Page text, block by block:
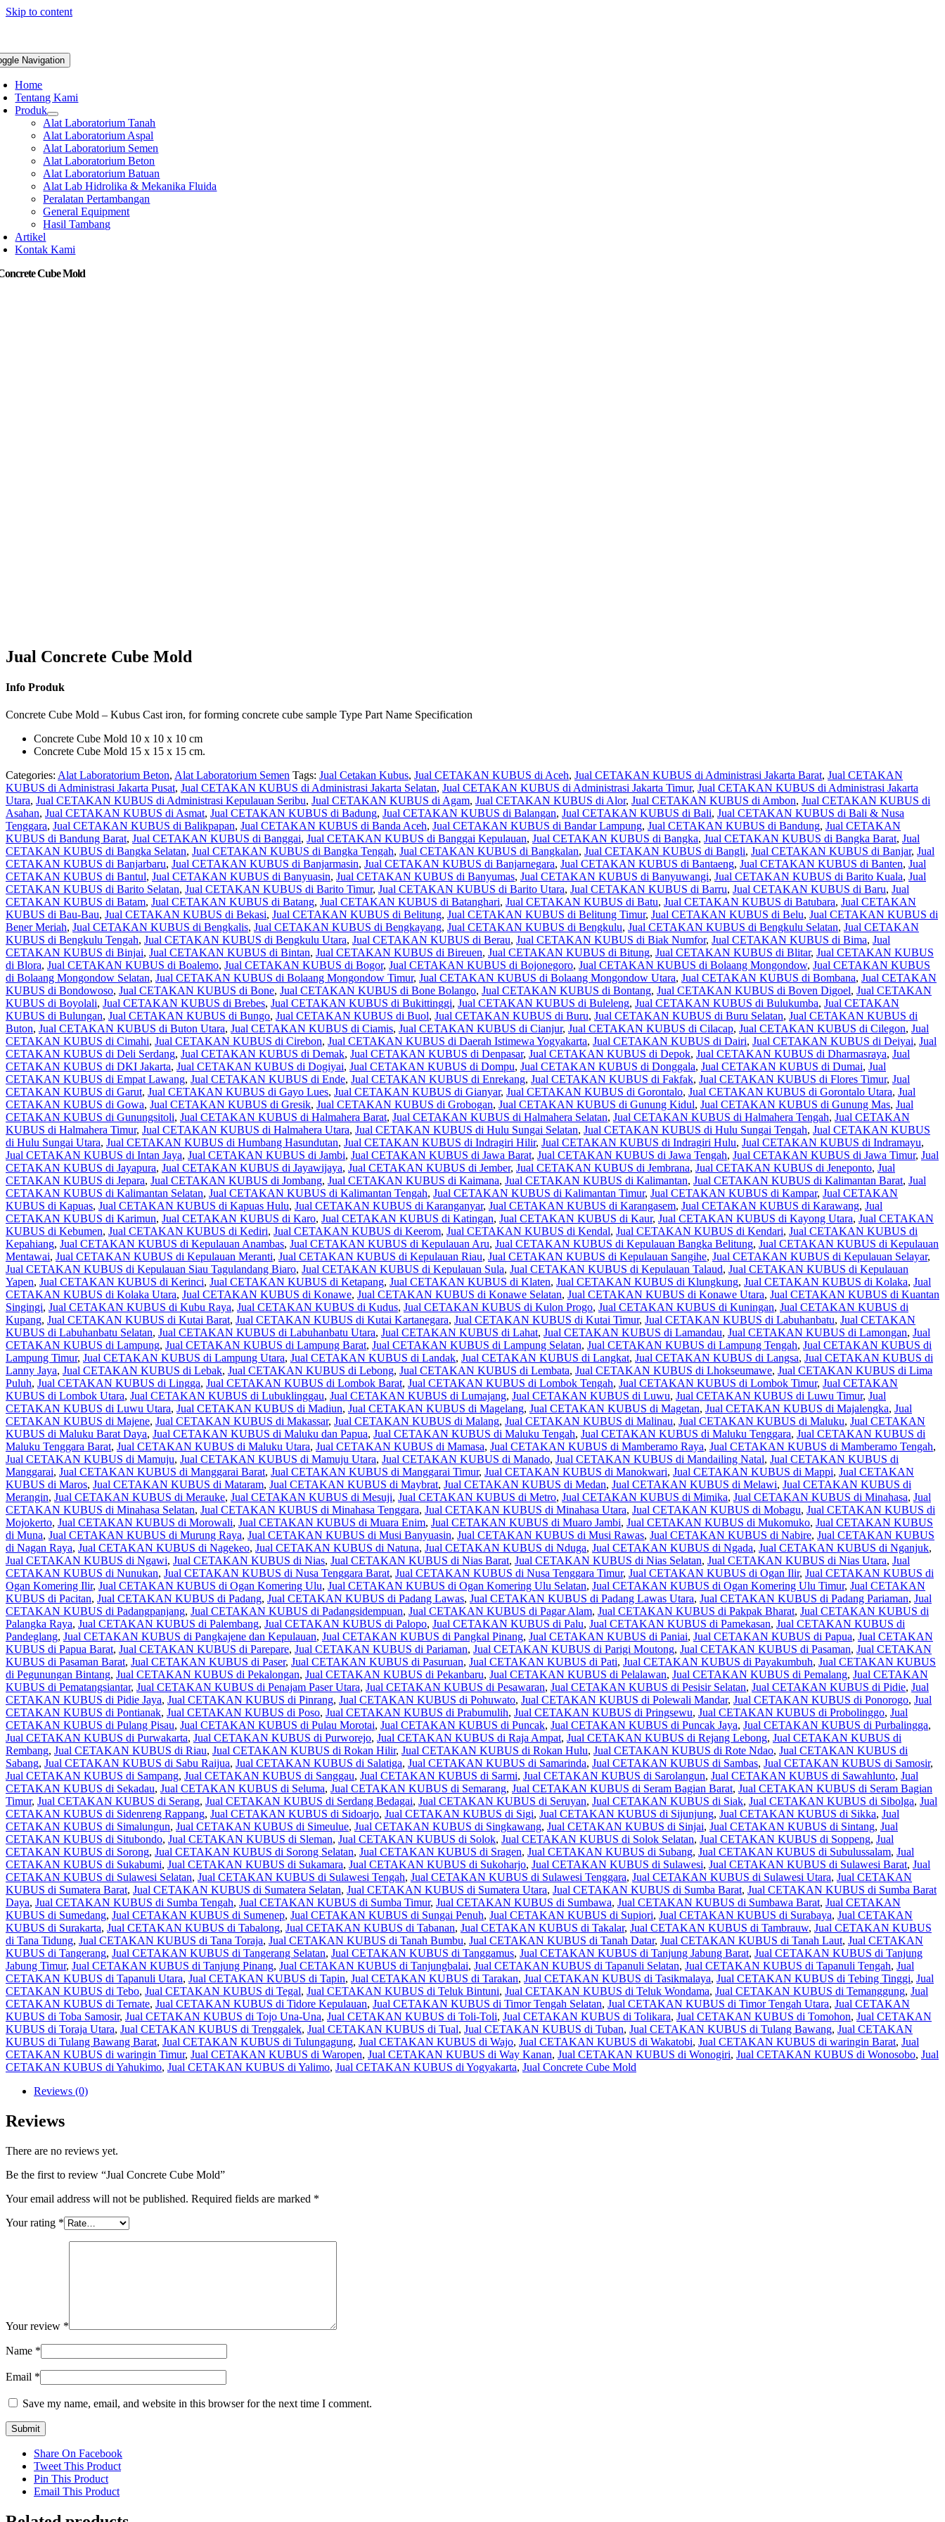
Skip to content
Navigation
Home
Tentang Kami
Produk
Alat Laboratorium Tanah
Alat Laboratorium Aspal
Alat Laboratorium Semen
Alat Laboratorium Beton
Alat Laboratorium Batuan
Alat Lab Hidrolika & Mekanika Fluida
Peralatan Pertambangan
General Equipment
Hasil Tambang
Artikel
Kontak Kami
Cube Mold
Jual Concrete Cube Mold
Info Produk
Concrete Cube Mold – Kubus Cast iron, for forming concrete cube sample Type Part Name Specification
Concrete Cube Mold 10 x 10 x 10 cm
Concrete Cube Mold 15 x 15 x 15 cm.
Categories: Alat Laboratorium Beton, Alat Laboratorium Semen Tags: Jual Cetakan Kubus, Jual CETAKAN KUBUS di Aceh, Jual CETAKAN KUBUS di Administrasi Jakarta Barat, Jual CETAKAN
KUBUS di Administrasi Jakarta Pusat, Jual CETAKAN KUBUS di Administrasi Jakarta Selatan, Jual CETAKAN KUBUS di Administrasi Jakarta Timur, Jual CETAKAN KUBUS di Administrasi Jakarta
Utara, Jual CETAKAN KUBUS di Administrasi Kepulauan Seribu, Jual CETAKAN KUBUS di Agam, Jual CETAKAN KUBUS di Alor, Jual CETAKAN KUBUS di Ambon, Jual CETAKAN KUBUS di
Asahan, Jual CETAKAN KUBUS di Asmat, Jual CETAKAN KUBUS di Badung, Jual CETAKAN KUBUS di Balangan, Jual CETAKAN KUBUS di Bali, Jual CETAKAN KUBUS di Bali & Nusa
Tenggara, Jual CETAKAN KUBUS di Balikpapan, Jual CETAKAN KUBUS di Banda Aceh, Jual CETAKAN KUBUS di Bandar Lampung, Jual CETAKAN KUBUS di Bandung, Jual CETAKAN
KUBUS di Bandung Barat, Jual CETAKAN KUBUS di Banggai, Jual CETAKAN KUBUS di Banggai Kepulauan, Jual CETAKAN KUBUS di Bangka, Jual CETAKAN KUBUS di Bangka Barat, Jual
CETAKAN KUBUS di Bangka Selatan, Jual CETAKAN KUBUS di Bangka Tengah, Jual CETAKAN KUBUS di Bangkalan, Jual CETAKAN KUBUS di Bangli, Jual CETAKAN KUBUS di Banjar, Jual
CETAKAN KUBUS di Banjarbaru, Jual CETAKAN KUBUS di Banjarmasin, Jual CETAKAN KUBUS di Banjarnegara, Jual CETAKAN KUBUS di Bantaeng, Jual CETAKAN KUBUS di Banten, Jual
CETAKAN KUBUS di Bantul, Jual CETAKAN KUBUS di Banyuasin, Jual CETAKAN KUBUS di Banyumas, Jual CETAKAN KUBUS di Banyuwangi, Jual CETAKAN KUBUS di Barito Kuala, Jual
CETAKAN KUBUS di Barito Selatan, Jual CETAKAN KUBUS di Barito Timur, Jual CETAKAN KUBUS di Barito Utara, Jual CETAKAN KUBUS di Barru, Jual CETAKAN KUBUS di Baru, Jual
CETAKAN KUBUS di Batam, Jual CETAKAN KUBUS di Batang, Jual CETAKAN KUBUS di Batanghari, Jual CETAKAN KUBUS di Batu, Jual CETAKAN KUBUS di Batubara, Jual CETAKAN
KUBUS di Bau-Bau, Jual CETAKAN KUBUS di Bekasi, Jual CETAKAN KUBUS di Belitung, Jual CETAKAN KUBUS di Belitung Timur, Jual CETAKAN KUBUS di Belu, Jual CETAKAN KUBUS di
Bener Meriah, Jual CETAKAN KUBUS di Bengkalis, Jual CETAKAN KUBUS di Bengkayang, Jual CETAKAN KUBUS di Bengkulu, Jual CETAKAN KUBUS di Bengkulu Selatan, Jual CETAKAN
KUBUS di Bengkulu Tengah, Jual CETAKAN KUBUS di Bengkulu Utara, Jual CETAKAN KUBUS di Berau, Jual CETAKAN KUBUS di Biak Numfor, Jual CETAKAN KUBUS di Bima, Jual
CETAKAN KUBUS di Binjai, Jual CETAKAN KUBUS di Bintan, Jual CETAKAN KUBUS di Bireuen, Jual CETAKAN KUBUS di Bitung, Jual CETAKAN KUBUS di Blitar, Jual CETAKAN KUBUS
di Blora, Jual CETAKAN KUBUS di Boalemo, Jual CETAKAN KUBUS di Bogor, Jual CETAKAN KUBUS di Bojonegoro, Jual CETAKAN KUBUS di Bolaang Mongondow, Jual CETAKAN KUBUS
di Bolaang Mongondow Selatan, Jual CETAKAN KUBUS di Bolaang Mongondow Timur, Jual CETAKAN KUBUS di Bolaang Mongondow Utara, Jual CETAKAN KUBUS di Bombana, Jual CETAKAN
KUBUS di Bondowoso, Jual CETAKAN KUBUS di Bone, Jual CETAKAN KUBUS di Bone Bolango, Jual CETAKAN KUBUS di Bontang, Jual CETAKAN KUBUS di Boven Digoel, Jual CETAKAN
KUBUS di Boyolali, Jual CETAKAN KUBUS di Brebes, Jual CETAKAN KUBUS di Bukittinggi, Jual CETAKAN KUBUS di Buleleng, Jual CETAKAN KUBUS di Bulukumba, Jual CETAKAN
KUBUS di Bulungan, Jual CETAKAN KUBUS di Bungo, Jual CETAKAN KUBUS di Buol, Jual CETAKAN KUBUS di Buru, Jual CETAKAN KUBUS di Buru Selatan, Jual CETAKAN KUBUS di
Buton, Jual CETAKAN KUBUS di Buton Utara, Jual CETAKAN KUBUS di Ciamis, Jual CETAKAN KUBUS di Cianjur, Jual CETAKAN KUBUS di Cilacap, Jual CETAKAN KUBUS di Cilegon, Jual
CETAKAN KUBUS di Cimahi, Jual CETAKAN KUBUS di Cirebon, Jual CETAKAN KUBUS di Daerah Istimewa Yogyakarta, Jual CETAKAN KUBUS di Dairi, Jual CETAKAN KUBUS di Deiyai, Jual
CETAKAN KUBUS di Deli Serdang, Jual CETAKAN KUBUS di Demak, Jual CETAKAN KUBUS di Denpasar, Jual CETAKAN KUBUS di Depok, Jual CETAKAN KUBUS di Dharmasraya, Jual
CETAKAN KUBUS di DKI Jakarta, Jual CETAKAN KUBUS di Dogiyai, Jual CETAKAN KUBUS di Dompu, Jual CETAKAN KUBUS di Donggala, Jual CETAKAN KUBUS di Dumai, Jual
CETAKAN KUBUS di Empat Lawang, Jual CETAKAN KUBUS di Ende, Jual CETAKAN KUBUS di Enrekang, Jual CETAKAN KUBUS di Fakfak, Jual CETAKAN KUBUS di Flores Timur, Jual
CETAKAN KUBUS di Garut, Jual CETAKAN KUBUS di Gayo Lues, Jual CETAKAN KUBUS di Gianyar, Jual CETAKAN KUBUS di Gorontalo, Jual CETAKAN KUBUS di Gorontalo Utara, Jual
CETAKAN KUBUS di Gowa, Jual CETAKAN KUBUS di Gresik, Jual CETAKAN KUBUS di Grobogan, Jual CETAKAN KUBUS di Gunung Kidul, Jual CETAKAN KUBUS di Gunung Mas, Jual
CETAKAN KUBUS di Gunungsitoli, Jual CETAKAN KUBUS di Halmahera Barat, Jual CETAKAN KUBUS di Halmahera Selatan, Jual CETAKAN KUBUS di Halmahera Tengah, Jual CETAKAN
KUBUS di Halmahera Timur, Jual CETAKAN KUBUS di Halmahera Utara, Jual CETAKAN KUBUS di Hulu Sungai Selatan, Jual CETAKAN KUBUS di Hulu Sungai Tengah, Jual CETAKAN KUBUS
di Hulu Sungai Utara, Jual CETAKAN KUBUS di Humbang Hasundutan, Jual CETAKAN KUBUS di Indragiri Hilir, Jual CETAKAN KUBUS di Indragiri Hulu, Jual CETAKAN KUBUS di Indramayu,
Jual CETAKAN KUBUS di Intan Jaya, Jual CETAKAN KUBUS di Jambi, Jual CETAKAN KUBUS di Jawa Barat, Jual CETAKAN KUBUS di Jawa Tengah, Jual CETAKAN KUBUS di Jawa Timur, Jual
CETAKAN KUBUS di Jayapura, Jual CETAKAN KUBUS di Jayawijaya, Jual CETAKAN KUBUS di Jember, Jual CETAKAN KUBUS di Jembrana, Jual CETAKAN KUBUS di Jeneponto, Jual
CETAKAN KUBUS di Jepara, Jual CETAKAN KUBUS di Jombang, Jual CETAKAN KUBUS di Kaimana, Jual CETAKAN KUBUS di Kalimantan, Jual CETAKAN KUBUS di Kalimantan Barat, Jual
CETAKAN KUBUS di Kalimantan Selatan, Jual CETAKAN KUBUS di Kalimantan Tengah, Jual CETAKAN KUBUS di Kalimantan Timur, Jual CETAKAN KUBUS di Kampar, Jual CETAKAN
KUBUS di Kapuas, Jual CETAKAN KUBUS di Kapuas Hulu, Jual CETAKAN KUBUS di Karanganyar, Jual CETAKAN KUBUS di Karangasem, Jual CETAKAN KUBUS di Karawang, Jual
CETAKAN KUBUS di Karimun, Jual CETAKAN KUBUS di Karo, Jual CETAKAN KUBUS di Katingan, Jual CETAKAN KUBUS di Kaur, Jual CETAKAN KUBUS di Kayong Utara, Jual CETAKAN
KUBUS di Kebumen, Jual CETAKAN KUBUS di Kediri, Jual CETAKAN KUBUS di Keerom, Jual CETAKAN KUBUS di Kendal, Jual CETAKAN KUBUS di Kendari, Jual CETAKAN KUBUS di
Kepahiang, Jual CETAKAN KUBUS di Kepulauan Anambas, Jual CETAKAN KUBUS di Kepulauan Aru, Jual CETAKAN KUBUS di Kepulauan Bangka Belitung, Jual CETAKAN KUBUS di Kepulauan
Mentawai, Jual CETAKAN KUBUS di Kepulauan Meranti, Jual CETAKAN KUBUS di Kepulauan Riau, Jual CETAKAN KUBUS di Kepulauan Sangihe, Jual CETAKAN KUBUS di Kepulauan Selayar,
Jual CETAKAN KUBUS di Kepulauan Siau Tagulandang Biaro, Jual CETAKAN KUBUS di Kepulauan Sula, Jual CETAKAN KUBUS di Kepulauan Talaud, Jual CETAKAN KUBUS di Kepulauan
Yapen, Jual CETAKAN KUBUS di Kerinci, Jual CETAKAN KUBUS di Ketapang, Jual CETAKAN KUBUS di Klaten, Jual CETAKAN KUBUS di Klungkung, Jual CETAKAN KUBUS di Kolaka, Jual
CETAKAN KUBUS di Kolaka Utara, Jual CETAKAN KUBUS di Konawe, Jual CETAKAN KUBUS di Konawe Selatan, Jual CETAKAN KUBUS di Konawe Utara, Jual CETAKAN KUBUS di Kuantan
Singingi, Jual CETAKAN KUBUS di Kubu Raya, Jual CETAKAN KUBUS di Kudus, Jual CETAKAN KUBUS di Kulon Progo, Jual CETAKAN KUBUS di Kuningan, Jual CETAKAN KUBUS di
Kupang, Jual CETAKAN KUBUS di Kutai Barat, Jual CETAKAN KUBUS di Kutai Kartanegara, Jual CETAKAN KUBUS di Kutai Timur, Jual CETAKAN KUBUS di Labuhanbatu, Jual CETAKAN
KUBUS di Labuhanbatu Selatan, Jual CETAKAN KUBUS di Labuhanbatu Utara, Jual CETAKAN KUBUS di Lahat, Jual CETAKAN KUBUS di Lamandau, Jual CETAKAN KUBUS di Lamongan, Jual
CETAKAN KUBUS di Lampung, Jual CETAKAN KUBUS di Lampung Barat, Jual CETAKAN KUBUS di Lampung Selatan, Jual CETAKAN KUBUS di Lampung Tengah, Jual CETAKAN KUBUS di
Lampung Timur, Jual CETAKAN KUBUS di Lampung Utara, Jual CETAKAN KUBUS di Landak, Jual CETAKAN KUBUS di Langkat, Jual CETAKAN KUBUS di Langsa, Jual CETAKAN KUBUS di
Lanny Jaya, Jual CETAKAN KUBUS di Lebak, Jual CETAKAN KUBUS di Lebong, Jual CETAKAN KUBUS di Lembata, Jual CETAKAN KUBUS di Lhokseumawe, Jual CETAKAN KUBUS di Lima
Puluh, Jual CETAKAN KUBUS di Lingga, Jual CETAKAN KUBUS di Lombok Barat, Jual CETAKAN KUBUS di Lombok Tengah, Jual CETAKAN KUBUS di Lombok Timur, Jual CETAKAN
KUBUS di Lombok Utara, Jual CETAKAN KUBUS di Lubuklinggau, Jual CETAKAN KUBUS di Lumajang, Jual CETAKAN KUBUS di Luwu, Jual CETAKAN KUBUS di Luwu Timur, Jual
CETAKAN KUBUS di Luwu Utara, Jual CETAKAN KUBUS di Madiun, Jual CETAKAN KUBUS di Magelang, Jual CETAKAN KUBUS di Magetan, Jual CETAKAN KUBUS di Majalengka, Jual
CETAKAN KUBUS di Majene, Jual CETAKAN KUBUS di Makassar, Jual CETAKAN KUBUS di Malang, Jual CETAKAN KUBUS di Malinau, Jual CETAKAN KUBUS di Maluku, Jual CETAKAN
KUBUS di Maluku Barat Daya, Jual CETAKAN KUBUS di Maluku dan Papua, Jual CETAKAN KUBUS di Maluku Tengah, Jual CETAKAN KUBUS di Maluku Tenggara, Jual CETAKAN KUBUS di
Maluku Tenggara Barat, Jual CETAKAN KUBUS di Maluku Utara, Jual CETAKAN KUBUS di Mamasa, Jual CETAKAN KUBUS di Mamberamo Raya, Jual CETAKAN KUBUS di Mamberamo Tengah,
Jual CETAKAN KUBUS di Mamuju, Jual CETAKAN KUBUS di Mamuju Utara, Jual CETAKAN KUBUS di Manado, Jual CETAKAN KUBUS di Mandailing Natal, Jual CETAKAN KUBUS di
Manggarai, Jual CETAKAN KUBUS di Manggarai Barat, Jual CETAKAN KUBUS di Manggarai Timur, Jual CETAKAN KUBUS di Manokwari, Jual CETAKAN KUBUS di Mappi, Jual CETAKAN
KUBUS di Maros, Jual CETAKAN KUBUS di Mataram, Jual CETAKAN KUBUS di Maybrat, Jual CETAKAN KUBUS di Medan, Jual CETAKAN KUBUS di Melawi, Jual CETAKAN KUBUS di
Merangin, Jual CETAKAN KUBUS di Merauke, Jual CETAKAN KUBUS di Mesuji, Jual CETAKAN KUBUS di Metro, Jual CETAKAN KUBUS di Mimika, Jual CETAKAN KUBUS di Minahasa, Jual
CETAKAN KUBUS di Minahasa Selatan, Jual CETAKAN KUBUS di Minahasa Tenggara, Jual CETAKAN KUBUS di Minahasa Utara, Jual CETAKAN KUBUS di Mobagu, Jual CETAKAN KUBUS di
Mojokerto, Jual CETAKAN KUBUS di Morowali, Jual CETAKAN KUBUS di Muara Enim, Jual CETAKAN KUBUS di Muaro Jambi, Jual CETAKAN KUBUS di Mukomuko, Jual CETAKAN KUBUS
di Muna, Jual CETAKAN KUBUS di Murung Raya, Jual CETAKAN KUBUS di Musi Banyuasin, Jual CETAKAN KUBUS di Musi Rawas, Jual CETAKAN KUBUS di Nabire, Jual CETAKAN KUBUS
di Nagan Raya, Jual CETAKAN KUBUS di Nagekeo, Jual CETAKAN KUBUS di Natuna, Jual CETAKAN KUBUS di Nduga, Jual CETAKAN KUBUS di Ngada, Jual CETAKAN KUBUS di Nganjuk,
Jual CETAKAN KUBUS di Ngawi, Jual CETAKAN KUBUS di Nias, Jual CETAKAN KUBUS di Nias Barat, Jual CETAKAN KUBUS di Nias Selatan, Jual CETAKAN KUBUS di Nias Utara, Jual
CETAKAN KUBUS di Nunukan, Jual CETAKAN KUBUS di Nusa Tenggara Barat, Jual CETAKAN KUBUS di Nusa Tenggara Timur, Jual CETAKAN KUBUS di Ogan Ilir, Jual CETAKAN KUBUS di
Ogan Komering Ilir, Jual CETAKAN KUBUS di Ogan Komering Ulu, Jual CETAKAN KUBUS di Ogan Komering Ulu Selatan, Jual CETAKAN KUBUS di Ogan Komering Ulu Timur, Jual CETAKAN
KUBUS di Pacitan, Jual CETAKAN KUBUS di Padang, Jual CETAKAN KUBUS di Padang Lawas, Jual CETAKAN KUBUS di Padang Lawas Utara, Jual CETAKAN KUBUS di Padang Pariaman, Jual
CETAKAN KUBUS di Padangpanjang, Jual CETAKAN KUBUS di Padangsidempuan, Jual CETAKAN KUBUS di Pagar Alam, Jual CETAKAN KUBUS di Pakpak Bharat, Jual CETAKAN KUBUS di
Palangka Raya, Jual CETAKAN KUBUS di Palembang, Jual CETAKAN KUBUS di Palopo, Jual CETAKAN KUBUS di Palu, Jual CETAKAN KUBUS di Pamekasan, Jual CETAKAN KUBUS di
Pandeglang, Jual CETAKAN KUBUS di Pangkajene dan Kepulauan, Jual CETAKAN KUBUS di Pangkal Pinang, Jual CETAKAN KUBUS di Paniai, Jual CETAKAN KUBUS di Papua, Jual CETAKAN
KUBUS di Papua Barat, Jual CETAKAN KUBUS di Parepare, Jual CETAKAN KUBUS di Pariaman, Jual CETAKAN KUBUS di Parigi Moutong, Jual CETAKAN KUBUS di Pasaman, Jual CETAKAN
KUBUS di Pasaman Barat, Jual CETAKAN KUBUS di Paser, Jual CETAKAN KUBUS di Pasuruan, Jual CETAKAN KUBUS di Pati, Jual CETAKAN KUBUS di Payakumbuh, Jual CETAKAN KUBUS
di Pegunungan Bintang, Jual CETAKAN KUBUS di Pekalongan, Jual CETAKAN KUBUS di Pekanbaru, Jual CETAKAN KUBUS di Pelalawan, Jual CETAKAN KUBUS di Pemalang, Jual CETAKAN
KUBUS di Pematangsiantar, Jual CETAKAN KUBUS di Penajam Paser Utara, Jual CETAKAN KUBUS di Pesawaran, Jual CETAKAN KUBUS di Pesisir Selatan, Jual CETAKAN KUBUS di Pidie, Jual
CETAKAN KUBUS di Pidie Jaya, Jual CETAKAN KUBUS di Pinrang, Jual CETAKAN KUBUS di Pohuwato, Jual CETAKAN KUBUS di Polewali Mandar, Jual CETAKAN KUBUS di Ponorogo, Jual
CETAKAN KUBUS di Pontianak, Jual CETAKAN KUBUS di Poso, Jual CETAKAN KUBUS di Prabumulih, Jual CETAKAN KUBUS di Pringsewu, Jual CETAKAN KUBUS di Probolinggo, Jual
CETAKAN KUBUS di Pulang Pisau, Jual CETAKAN KUBUS di Pulau Morotai, Jual CETAKAN KUBUS di Puncak, Jual CETAKAN KUBUS di Puncak Jaya, Jual CETAKAN KUBUS di Purbalingga,
Jual CETAKAN KUBUS di Purwakarta, Jual CETAKAN KUBUS di Purworejo, Jual CETAKAN KUBUS di Raja Ampat, Jual CETAKAN KUBUS di Rejang Lebong, Jual CETAKAN KUBUS di
Rembang, Jual CETAKAN KUBUS di Riau, Jual CETAKAN KUBUS di Rokan Hilir, Jual CETAKAN KUBUS di Rokan Hulu, Jual CETAKAN KUBUS di Rote Ndao, Jual CETAKAN KUBUS di
Sabang, Jual CETAKAN KUBUS di Sabu Raijua, Jual CETAKAN KUBUS di Salatiga, Jual CETAKAN KUBUS di Samarinda, Jual CETAKAN KUBUS di Sambas, Jual CETAKAN KUBUS di Samosir,
Jual CETAKAN KUBUS di Sampang, Jual CETAKAN KUBUS di Sanggau, Jual CETAKAN KUBUS di Sarmi, Jual CETAKAN KUBUS di Sarolangun, Jual CETAKAN KUBUS di Sawahlunto, Jual
CETAKAN KUBUS di Sekadau, Jual CETAKAN KUBUS di Seluma, Jual CETAKAN KUBUS di Semarang, Jual CETAKAN KUBUS di Seram Bagian Barat, Jual CETAKAN KUBUS di Seram Bagian
Timur, Jual CETAKAN KUBUS di Serang, Jual CETAKAN KUBUS di Serdang Bedagai, Jual CETAKAN KUBUS di Seruyan, Jual CETAKAN KUBUS di Siak, Jual CETAKAN KUBUS di Sibolga, Jual
CETAKAN KUBUS di Sidenreng Rappang, Jual CETAKAN KUBUS di Sidoarjo, Jual CETAKAN KUBUS di Sigi, Jual CETAKAN KUBUS di Sijunjung, Jual CETAKAN KUBUS di Sikka, Jual
CETAKAN KUBUS di Simalungun, Jual CETAKAN KUBUS di Simeulue, Jual CETAKAN KUBUS di Singkawang, Jual CETAKAN KUBUS di Sinjai, Jual CETAKAN KUBUS di Sintang, Jual
CETAKAN KUBUS di Situbondo, Jual CETAKAN KUBUS di Sleman, Jual CETAKAN KUBUS di Solok, Jual CETAKAN KUBUS di Solok Selatan, Jual CETAKAN KUBUS di Soppeng, Jual
CETAKAN KUBUS di Sorong, Jual CETAKAN KUBUS di Sorong Selatan, Jual CETAKAN KUBUS di Sragen, Jual CETAKAN KUBUS di Subang, Jual CETAKAN KUBUS di Subulussalam, Jual
CETAKAN KUBUS di Sukabumi, Jual CETAKAN KUBUS di Sukamara, Jual CETAKAN KUBUS di Sukoharjo, Jual CETAKAN KUBUS di Sulawesi, Jual CETAKAN KUBUS di Sulawesi Barat, Jual
CETAKAN KUBUS di Sulawesi Selatan, Jual CETAKAN KUBUS di Sulawesi Tengah, Jual CETAKAN KUBUS di Sulawesi Tenggara, Jual CETAKAN KUBUS di Sulawesi Utara, Jual CETAKAN
KUBUS di Sumatera Barat, Jual CETAKAN KUBUS di Sumatera Selatan, Jual CETAKAN KUBUS di Sumatera Utara, Jual CETAKAN KUBUS di Sumba Barat, Jual CETAKAN KUBUS di Sumba Barat
Daya, Jual CETAKAN KUBUS di Sumba Tengah, Jual CETAKAN KUBUS di Sumba Timur, Jual CETAKAN KUBUS di Sumbawa, Jual CETAKAN KUBUS di Sumbawa Barat, Jual CETAKAN
KUBUS di Sumedang, Jual CETAKAN KUBUS di Sumenep, Jual CETAKAN KUBUS di Sungai Penuh, Jual CETAKAN KUBUS di Supiori, Jual CETAKAN KUBUS di Surabaya, Jual CETAKAN
KUBUS di Surakarta, Jual CETAKAN KUBUS di Tabalong, Jual CETAKAN KUBUS di Tabanan, Jual CETAKAN KUBUS di Takalar, Jual CETAKAN KUBUS di Tambrauw, Jual CETAKAN KUBUS
di Tana Tidung, Jual CETAKAN KUBUS di Tana Toraja, Jual CETAKAN KUBUS di Tanah Bumbu, Jual CETAKAN KUBUS di Tanah Datar, Jual CETAKAN KUBUS di Tanah Laut, Jual CETAKAN
KUBUS di Tangerang, Jual CETAKAN KUBUS di Tangerang Selatan, Jual CETAKAN KUBUS di Tanggamus, Jual CETAKAN KUBUS di Tanjung Jabung Barat, Jual CETAKAN KUBUS di Tanjung
Jabung Timur, Jual CETAKAN KUBUS di Tanjung Pinang, Jual CETAKAN KUBUS di Tanjungbalai, Jual CETAKAN KUBUS di Tapanuli Selatan, Jual CETAKAN KUBUS di Tapanuli Tengah, Jual
CETAKAN KUBUS di Tapanuli Utara, Jual CETAKAN KUBUS di Tapin, Jual CETAKAN KUBUS di Tarakan, Jual CETAKAN KUBUS di Tasikmalaya, Jual CETAKAN KUBUS di Tebing Tinggi, Jual
CETAKAN KUBUS di Tebo, Jual CETAKAN KUBUS di Tegal, Jual CETAKAN KUBUS di Teluk Bintuni, Jual CETAKAN KUBUS di Teluk Wondama, Jual CETAKAN KUBUS di Temanggung, Jual
CETAKAN KUBUS di Ternate, Jual CETAKAN KUBUS di Tidore Kepulauan, Jual CETAKAN KUBUS di Timor Tengah Selatan, Jual CETAKAN KUBUS di Timor Tengah Utara, Jual CETAKAN
KUBUS di Toba Samosir, Jual CETAKAN KUBUS di Tojo Una-Una, Jual CETAKAN KUBUS di Toli-Toli, Jual CETAKAN KUBUS di Tolikara, Jual CETAKAN KUBUS di Tomohon, Jual CETAKAN
KUBUS di Toraja Utara, Jual CETAKAN KUBUS di Trenggalek, Jual CETAKAN KUBUS di Tual, Jual CETAKAN KUBUS di Tuban, Jual CETAKAN KUBUS di Tulang Bawang, Jual CETAKAN
KUBUS di Tulang Bawang Barat, Jual CETAKAN KUBUS di Tulungagung, Jual CETAKAN KUBUS di Wajo, Jual CETAKAN KUBUS di Wakatobi, Jual CETAKAN KUBUS di waringin Barat, Jual
CETAKAN KUBUS di waringin Timur, Jual CETAKAN KUBUS di Waropen, Jual CETAKAN KUBUS di Way Kanan, Jual CETAKAN KUBUS di Wonogiri, Jual CETAKAN KUBUS di Wonosobo, Jual
CETAKAN KUBUS di Yahukimo, Jual CETAKAN KUBUS di Yalimo, Jual CETAKAN KUBUS di Yogyakarta, Jual Concrete Cube Mold
Reviews (0)
Reviews
There are no reviews yet.
Be the first to review “Jual Concrete Cube Mold”
Your email address will not be published. Required fields are marked *
Your rating *
Your review *
Name *
Email *
Save my name, email, and website in this browser for the next time I comment.
Share On Facebook
Tweet This Product
Pin This Product
Email This Product